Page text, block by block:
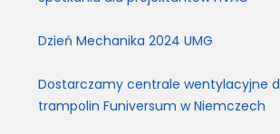
Dzień Mechanika 2024 UMG
Dostarczamy centrale wentylacyjne
trampolin Funiversum w Niemczech